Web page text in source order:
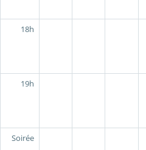
18h
19h
Soirée